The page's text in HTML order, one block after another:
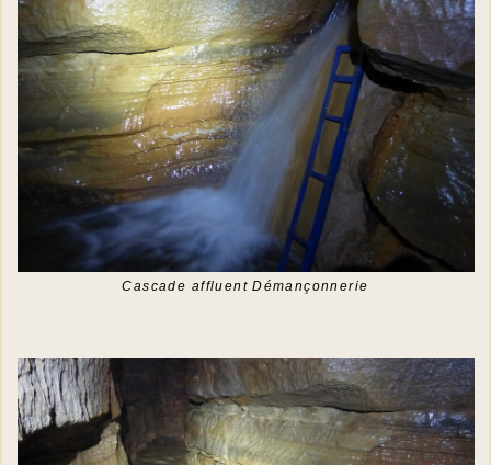
Cascade affluent Démançonnerie